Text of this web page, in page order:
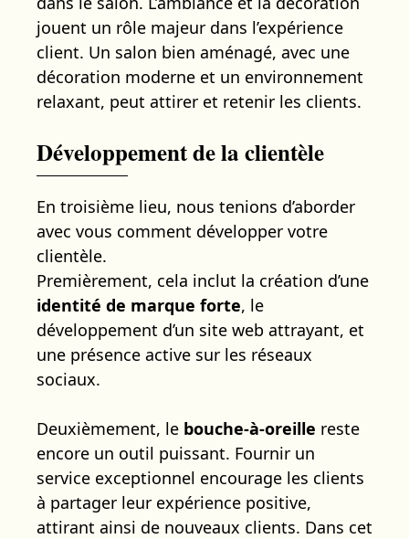
jouent un rôle majeur dans l’expérience
client. Un salon bien aménagé, avec une
décoration moderne et un environnement
relaxant, peut attirer et retenir les clients.
Développement de la clientèle
En troisième lieu, nous tenions d’aborder
avec vous comment développer votre
clientèle.
Premièrement, cela inclut la création d’une
identité de marque forte, le
développement d’un site web attrayant, et
une présence active sur les réseaux
sociaux.
Deuxièmement, le bouche-à-oreille reste
encore un outil puissant. Fournir un
service exceptionnel encourage les clients
à partager leur expérience positive,
attirant ainsi de nouveaux clients. Dans cet